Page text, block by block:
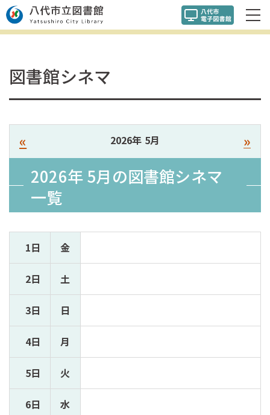
図書館シネマ
« 2026年 5月 »
2026年 5月の図書館シネマ
一覧
1日 金
2日 土
3日 日
4日 月
5日 火
6日 水